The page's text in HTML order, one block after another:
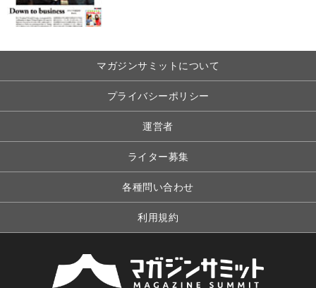
マガジンサミットについて
プライバシーポリシー
運営者
ライター募集
各種問い合わせ
利用規約